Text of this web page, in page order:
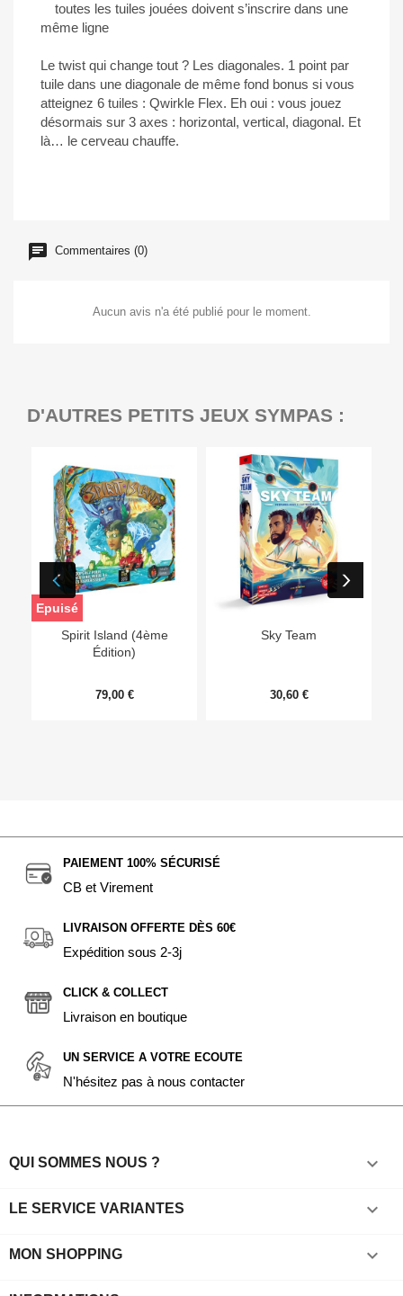
toutes les tuiles jouées doivent s’inscrire dans une
même ligne
Le twist qui change tout ? Les diagonales. 1 point par
tuile dans une diagonale de même fond bonus si vous
atteignez 6 tuiles : Qwirkle Flex. Eh oui : vous jouez
désormais sur 3 axes : horizontal, vertical, diagonal. Et
là… le cerveau chauffe.
Commentaires (0)
Aucun avis n'a été publié pour le moment.
D'AUTRES PETITS JEUX SYMPAS :
Spirit Island (4ème
Édition)
79,00 €
Epuisé
Sky Team
30,60 €
PAIEMENT 100% SÉCURISÉ
CB et Virement
LIVRAISON OFFERTE DÈS 60€
Expédition sous 2-3j
CLICK & COLLECT
Livraison en boutique
UN SERVICE A VOTRE ECOUTE
N'hésitez pas à nous contacter
QUI SOMMES NOUS ? 
LE SERVICE VARIANTES 
MON SHOPPING 